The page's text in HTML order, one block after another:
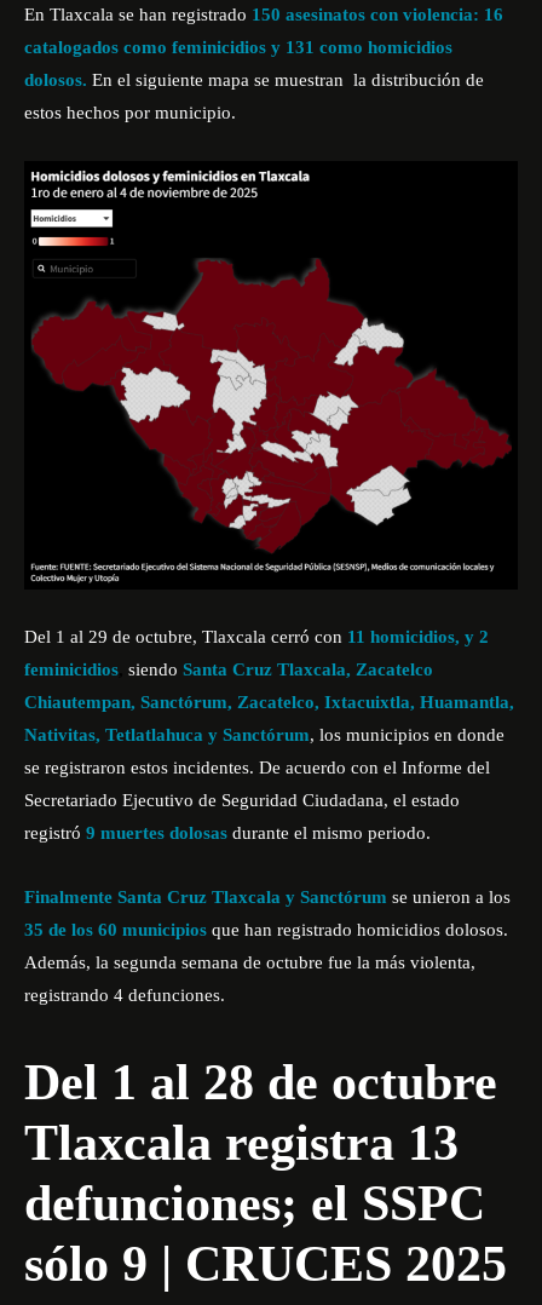
En Tlaxcala se han registrado 150 asesinatos con violencia: 16
catalogados como feminicidios y 131 como homicidios
dolosos. En el siguiente mapa se muestran la distribución de
estos hechos por municipio.
Del 1 al 29 de octubre, Tlaxcala cerró con 11 homicidios, y 2
feminicidios siendo Santa Cruz Tlaxcala, Zacatelco
Chiautempan, Sanctórum, Zacatelco, Ixtacuixtla, Huamantla,
Nativitas, Tetlatlahuca y Sanctórum, los municipios en donde
se registraron estos incidentes. De acuerdo con el Informe del
Secretariado Ejecutivo de Seguridad Ciudadana, el estado
registró 9 muertes dolosas durante el mismo periodo.
Finalmente Santa Cruz Tlaxcala y Sanctórum se unieron a los
35 de los 60 municipios que han registrado homicidios dolosos.
Además, la segunda semana de octubre fue la más violenta,
registrando 4 defunciones.
Del 1 al 28 de octubre
Tlaxcala registra 13
defunciones; el SSPC
sólo 9 | CRUCES 2025